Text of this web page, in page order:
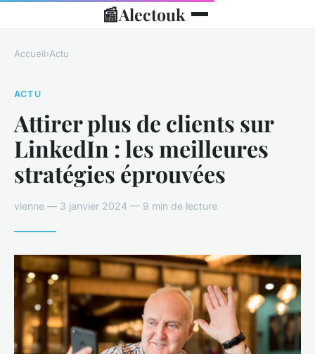
📰Alectouk
Accueil›Actu
ACTU
Attirer plus de clients sur
LinkedIn : les meilleures
stratégies éprouvées
vienne — 3 janvier 2024 — 9 min de lecture